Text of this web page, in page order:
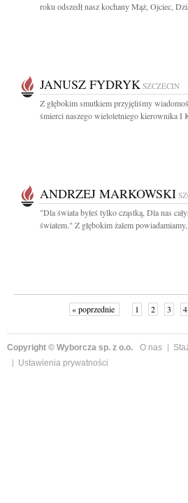
roku odszedł nasz kochany Mąż, Ojciec,
JANUSZ FYDRYK SZCZECIN
Z głębokim smutkiem przyjęliśmy
śmierci naszego wieloletniego kierownika I
ANDRZEJ MARKOWSKI
"Dla świata byłeś tylko cząstką, Dla nas
światem." Z głębokim żalem
« poprzednie 1 2 3 4
Copyright © Wyborcza sp. z o.o. O nas
Ustawienia prywatności